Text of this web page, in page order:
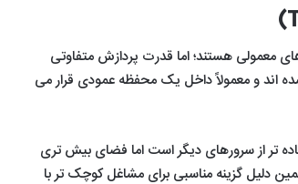
معمولی هستند؛ اما قدرت پردازش متفاوتی
اند و معمولاً داخل یک محفظه عمودی قرار می
تر از سرورهای دیگر است اما فضای بیش تری
دلیل گزینه مناسبی برای مشاغل کوچک تر با